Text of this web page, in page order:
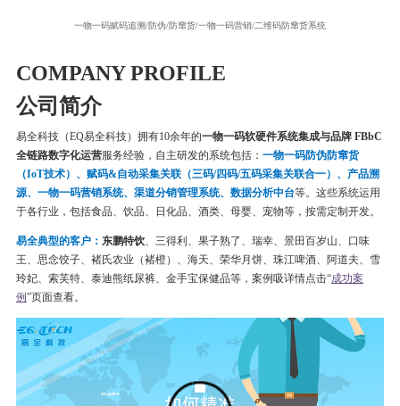
一物一码赋码追溯/防伪/防窜货/一物一码营销/二维码防窜货系统
COMPANY PROFILE
公司简介
易全科技（EQ易全科技）拥有10余年的一物一码软硬件系统集成与品牌 FBbC
全链路数字化运营服务经验，自主研发的系统包括： 一物一码防伪防窜货
（IoT技术）、赋码&自动采集关联（三码/四码/五码采集关联合一）、产品溯
源、一物一码营销系统、渠道分销管理系统、数据分析中台等。这些系统运用
于各行业，包括食品、饮品、日化品、酒类、母婴、宠物等，按需定制开发。
易全典型的客户： 东鹏特饮、三得利、果子熟了、瑞幸、 景田百岁山、口味
王、思念饺子、 褚氏农业（褚橙）、 海天、荣华月饼、 珠江啤酒、 阿道夫、雪
玲妃、索芙特、泰迪熊纸尿裤、金手宝保健品等，案例吸详情点击“成功案
例”页面查看。